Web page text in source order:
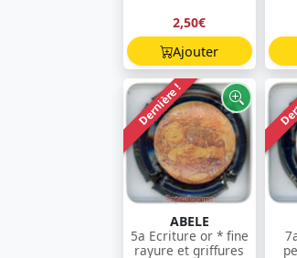
2,50€
Ajouter
Dernière !
ABELE
5a Ecriture or * fine
rayure et griffures